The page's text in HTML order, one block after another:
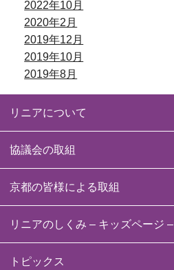
2022年10月
2020年2月
2019年12月
2019年10月
2019年8月
リニアについて
協議会の取組
京都の皆様による取組
リニアのしくみ – キッズページ –
トピックス